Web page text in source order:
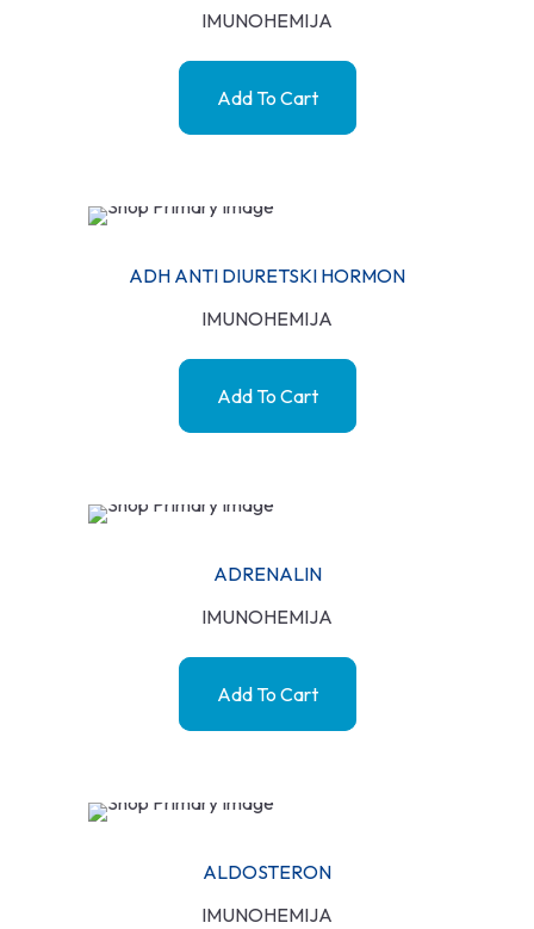
IMUNOHEMIJA
Add To Cart
ADH ANTI DIURETSKI HORMON
IMUNOHEMIJA
Add To Cart
ADRENALIN
IMUNOHEMIJA
Add To Cart
ALDOSTERON
IMUNOHEMIJA